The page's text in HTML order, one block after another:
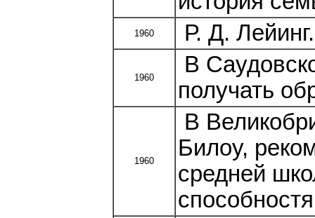
1960 Р. Д.
1960
В
получать
1960
В
Билоу,
средней